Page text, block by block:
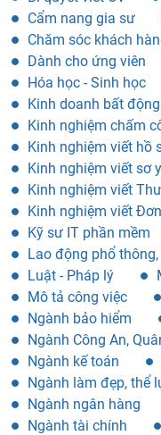
Cẩm nang gia sư
Chăm sóc khách
Dành cho ứng viên
Hóa học - Sinh học
Kinh doanh bất
Kinh nghiệm chấm
Kinh nghiệm viết hồ
Kinh nghiệm viết sơ
Kinh nghiệm viết
Kinh nghiệm viết
Kỹ sư IT phần mềm
Lao động phổ
Luật - Pháp lý
Mô tả công việc
Ngành bảo hiểm
Ngành Công An,
Ngành kế toán
Ngành làm đẹp, thể
Ngành ngân hàng
Ngành tài chính